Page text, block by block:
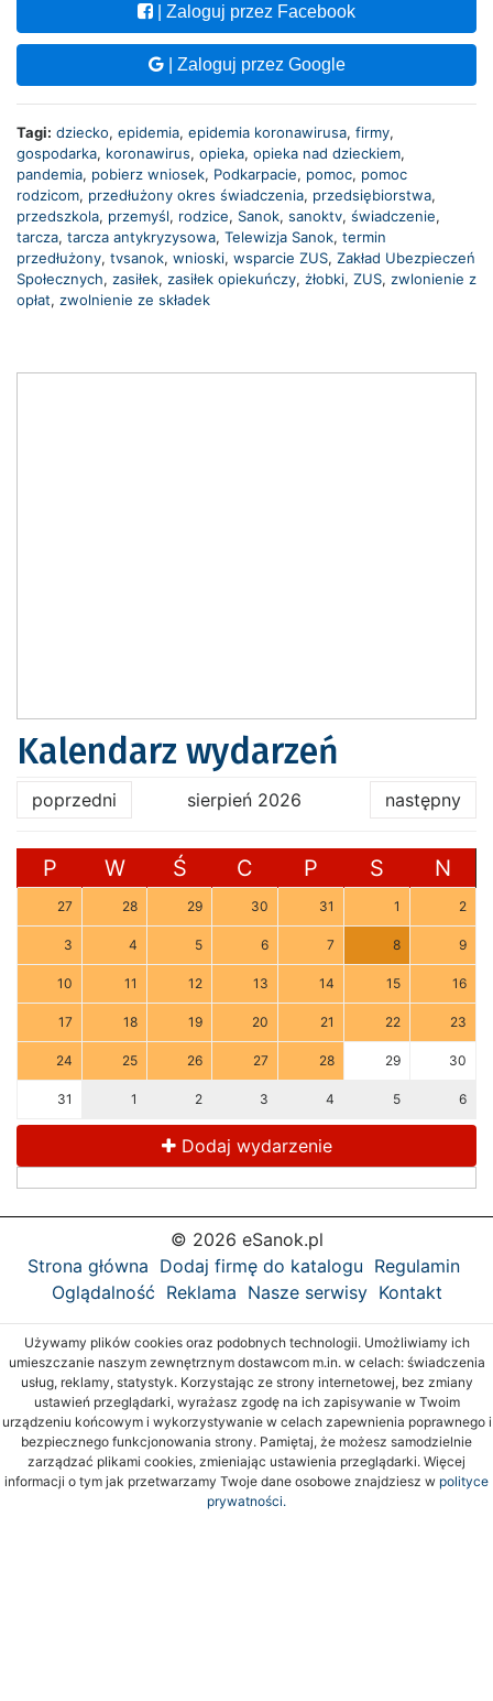
| Zaloguj przez Facebook
| Zaloguj przez Google
Tagi: dziecko, epidemia, epidemia koronawirusa, firmy,
gospodarka, koronawirus, opieka, opieka nad dzieckiem,
pandemia, pobierz wniosek, Podkarpacie, pomoc, pomoc
rodzicom, przedłużony okres świadczenia, przedsiębiorstwa,
przedszkola, przemyśl, rodzice, Sanok, sanoktv, świadczenie,
tarcza, tarcza antykryzysowa, Telewizja Sanok, termin
przedłużony, tvsanok, wnioski, wsparcie ZUS, Zakład Ubezpieczeń
Społecznych, zasiłek, zasiłek opiekuńczy, żłobki, ZUS, zwlonienie z
opłat, zwolnienie ze składek
Kalendarz wydarzeń
poprzedni sierpień 2026 następny
P W Ś C P S N
27 28 29 30 31 1 2
3 4 5 6 7 8 9
10 11 12 13 14 15 16
17 18 19 20 21 22 23
24 25 26 27 28 29 30
31 1 2 3 4 5 6
Dodaj wydarzenie
© 2026 eSanok.pl
Strona główna Dodaj firmę do katalogu Regulamin
Oglądalność Reklama Nasze serwisy Kontakt
Używamy plików cookies oraz podobnych technologii. Umożliwiamy ich
umieszczanie naszym zewnętrznym dostawcom m.in. w celach: świadczenia
usług, reklamy, statystyk. Korzystając ze strony internetowej, bez zmiany
ustawień przeglądarki, wyrażasz zgodę na ich zapisywanie w Twoim
urządzeniu końcowym i wykorzystywanie w celach zapewnienia poprawnego i
bezpiecznego funkcjonowania strony. Pamiętaj, że możesz samodzielnie
zarządzać plikami cookies, zmieniając ustawienia przeglądarki. Więcej
informacji o tym jak przetwarzamy Twoje dane osobowe znajdziesz w polityce
prywatności.